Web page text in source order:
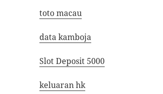
toto macau
data kamboja
Slot Deposit 5000
keluaran hk